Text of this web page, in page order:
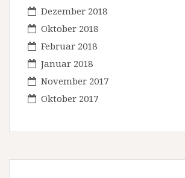
Dezember 2018
Oktober 2018
Februar 2018
Januar 2018
November 2017
Oktober 2017